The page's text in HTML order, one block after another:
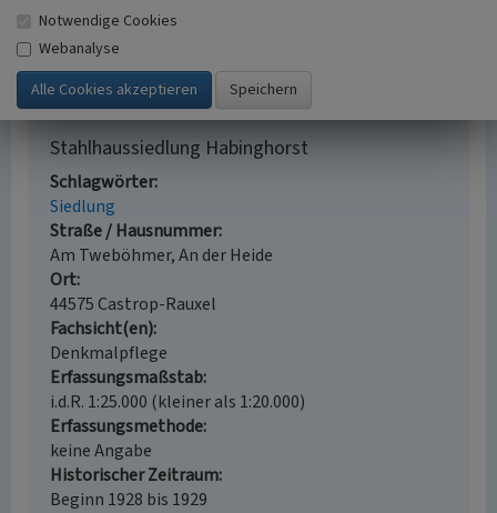
Erneuerungen Bestandteil des Baudenkmals.
(LWL-Amt für Denkmalpflege in Westfalen, 2009)
Stahlhaussiedlung Habinghorst
Schlagwörter
Siedlung
Straße / Hausnummer
Am Tweböhmer, An der Heide
Ort
44575 Castrop-Rauxel
Fachsicht(en)
Denkmalpflege
Erfassungsmaßstab
i.d.R. 1:25.000 (kleiner als 1:20.000)
Erfassungsmethode
keine Angabe
Historischer Zeitraum
Beginn 1928 bis 1929
Notwendige Cookies
Webanalyse